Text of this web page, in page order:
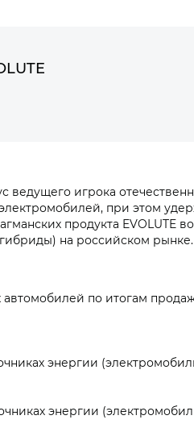
ведущего игрока
при этом
продукта
на российском рынке.
по итогам
энергии
энергии